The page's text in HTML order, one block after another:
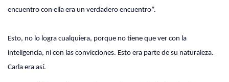
encuentro con ella era un verdadero encuentro”.
Esto, no lo logra cualquiera, porque no tiene que ver con la
inteligencia, ni con las convicciones. Esto era parte de su naturaleza.
Carla era así.